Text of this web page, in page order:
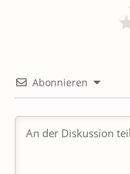
Abonnieren